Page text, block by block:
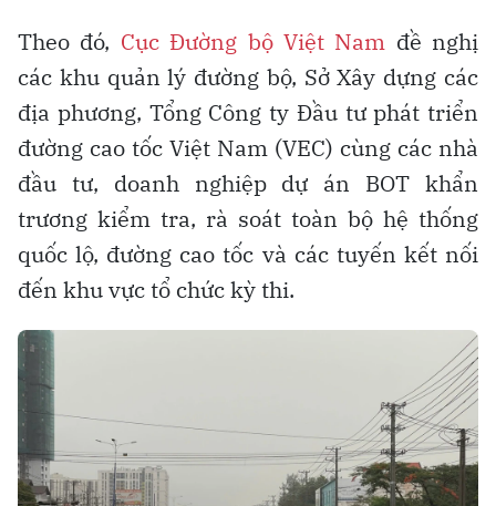
Theo đó, Cục Đường bộ Việt Nam đề nghị
các khu quản lý đường bộ, Sở Xây dựng các
địa phương, Tổng Công ty Đầu tư phát triển
đường cao tốc Việt Nam (VEC) cùng các nhà
đầu tư, doanh nghiệp dự án BOT khẩn
trương kiểm tra, rà soát toàn bộ hệ thống
quốc lộ, đường cao tốc và các tuyến kết nối
đến khu vực tổ chức kỳ thi.